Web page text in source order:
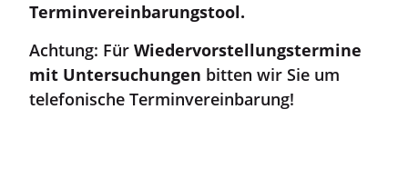
Terminvereinbarungstool.
Achtung: Für Wiedervorstellungstermine
mit Untersuchungen bitten wir Sie um
telefonische Terminvereinbarung!